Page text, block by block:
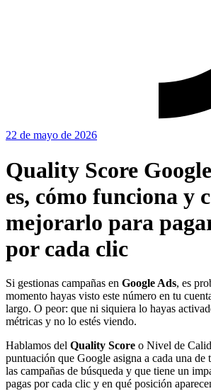
22 de mayo de 2026
Quality Score
es, cómo funciona y
mejorarlo para
por cada clic
Si gestionas campañas en Google Ads, es
momento hayas visto este número en tu
largo. O peor: que ni siquiera lo hayas
métricas y no lo estés viendo.
Hablamos del Quality Score o Nivel de
puntuación que Google asigna a cada una de
las campañas de búsqueda y que tiene un
pagas por cada clic y en qué posición